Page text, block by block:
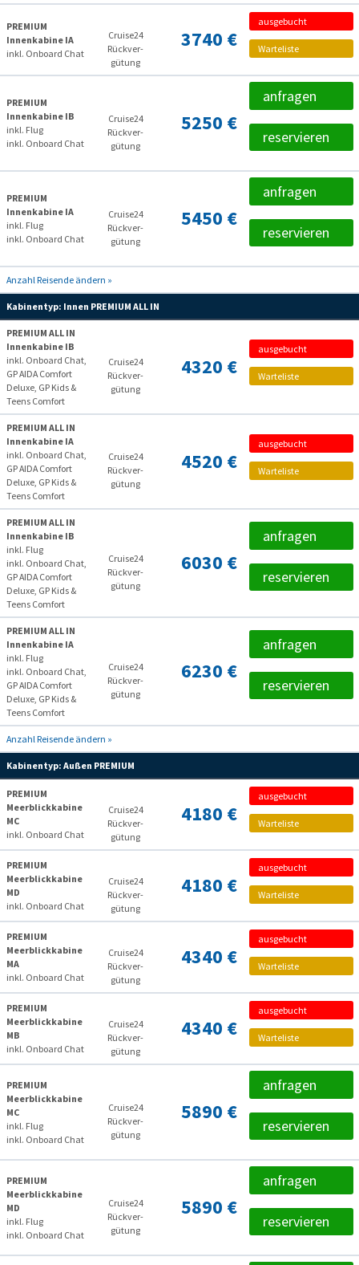
PREMIUM
Innenkabine IA
inkl. Onboard Chat
Cruise24
Rückver­
gütung
3740 €
ausgebucht
Warteliste
PREMIUM
Innenkabine IB
inkl. Flug
inkl. Onboard Chat
Cruise24
Rückver­
gütung
5250 €
anfragen
reservieren
PREMIUM
Innenkabine IA
inkl. Flug
inkl. Onboard Chat
Cruise24
Rückver­
gütung
5450 €
anfragen
reservieren
Anzahl Reisende ändern »
Kabinentyp: Innen PREMIUM ALL IN
PREMIUM ALL IN
Innenkabine IB
inkl. Onboard Chat,
GP AIDA Comfort
Deluxe, GP Kids &
Teens Comfort
Cruise24
Rückver­
gütung
4320 €
ausgebucht
Warteliste
PREMIUM ALL IN
Innenkabine IA
inkl. Onboard Chat,
GP AIDA Comfort
Deluxe, GP Kids &
Teens Comfort
Cruise24
Rückver­
gütung
4520 €
ausgebucht
Warteliste
PREMIUM ALL IN
Innenkabine IB
inkl. Flug
inkl. Onboard Chat,
GP AIDA Comfort
Deluxe, GP Kids &
Teens Comfort
Cruise24
Rückver­
gütung
6030 €
anfragen
reservieren
PREMIUM ALL IN
Innenkabine IA
inkl. Flug
inkl. Onboard Chat,
GP AIDA Comfort
Deluxe, GP Kids &
Teens Comfort
Cruise24
Rückver­
gütung
6230 €
anfragen
reservieren
Anzahl Reisende ändern »
Kabinentyp: Außen PREMIUM
PREMIUM
Meerblickkabine
MC
inkl. Onboard Chat
Cruise24
Rückver­
gütung
4180 €
ausgebucht
Warteliste
PREMIUM
Meerblickkabine
MD
inkl. Onboard Chat
Cruise24
Rückver­
gütung
4180 €
ausgebucht
Warteliste
PREMIUM
Meerblickkabine
MA
inkl. Onboard Chat
Cruise24
Rückver­
gütung
4340 €
ausgebucht
Warteliste
PREMIUM
Meerblickkabine
MB
inkl. Onboard Chat
Cruise24
Rückver­
gütung
4340 €
ausgebucht
Warteliste
PREMIUM
Meerblickkabine
MC
inkl. Flug
inkl. Onboard Chat
Cruise24
Rückver­
gütung
5890 €
anfragen
reservieren
PREMIUM
Meerblickkabine
MD
inkl. Flug
inkl. Onboard Chat
Cruise24
Rückver­
gütung
5890 €
anfragen
reservieren